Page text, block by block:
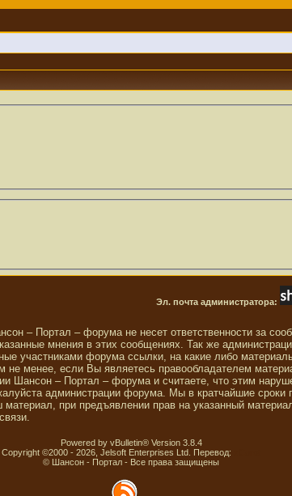
Эл. почта администратора:
– Портал – форума не несет ответственности за
мнения в этих сообщениях. Так же
участниками форума ссылки, на какие либо
не менее, если Вы являетесь правообладателем
Шансон – Портал – форума и считаете, что этим
администрации форума. Мы в кратчайшие сроки
при предъявлении прав на указанный
Powered by vBulletin® Version 3.8.4
Copyright ©2000 - 2026, Jelsoft Enterprises Ltd. Перевод:
© Шансон - Портал - Все права защищены